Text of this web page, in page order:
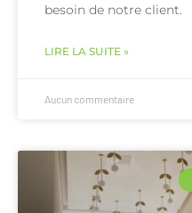
besoin de notre client.
LIRE LA SUITE »
Aucun commentaire